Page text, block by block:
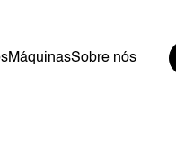
MáquinasSobre nós